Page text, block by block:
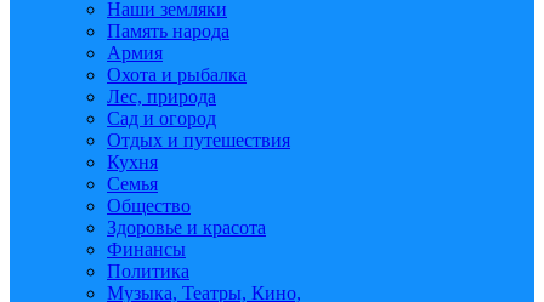
Наши земляки
Память народа
Армия
Охота и рыбалка
Лес, природа
Сад и огород
Отдых и путешествия
Кухня
Семья
Общество
Здоровье и красота
Финансы
Политика
Музыка, Театры, Кино,